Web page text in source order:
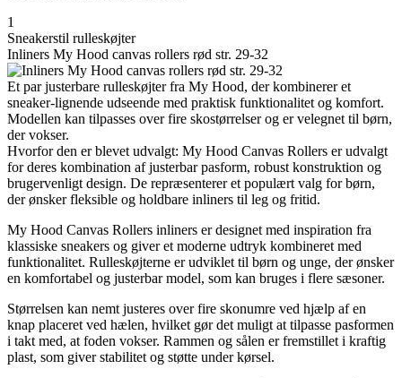
1
Sneakerstil rulleskøjter
Inliners My Hood canvas rollers rød str. 29-32
Et par justerbare rulleskøjter fra My Hood, der kombinerer et
sneaker-lignende udseende med praktisk funktionalitet og komfort.
Modellen kan tilpasses over fire skostørrelser og er velegnet til børn,
der vokser.
Hvorfor den er blevet udvalgt: My Hood Canvas Rollers er udvalgt
for deres kombination af justerbar pasform, robust konstruktion og
brugervenligt design. De repræsenterer et populært valg for børn,
der ønsker fleksible og holdbare inliners til leg og fritid.
My Hood Canvas Rollers inliners er designet med inspiration fra
klassiske sneakers og giver et moderne udtryk kombineret med
funktionalitet. Rulleskøjterne er udviklet til børn og unge, der ønsker
en komfortabel og justerbar model, som kan bruges i flere sæsoner.
Størrelsen kan nemt justeres over fire skonumre ved hjælp af en
knap placeret ved hælen, hvilket gør det muligt at tilpasse pasformen
i takt med, at foden vokser. Rammen og sålen er fremstillet i kraftig
plast, som giver stabilitet og støtte under kørsel.